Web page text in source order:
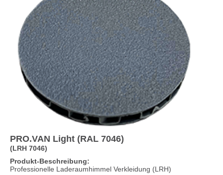
PRO.VAN Light (RAL 7046)
(LRH 7046)
Produkt-Beschreibung:
Professionelle Laderaumhimmel Verkleidung (LRH)